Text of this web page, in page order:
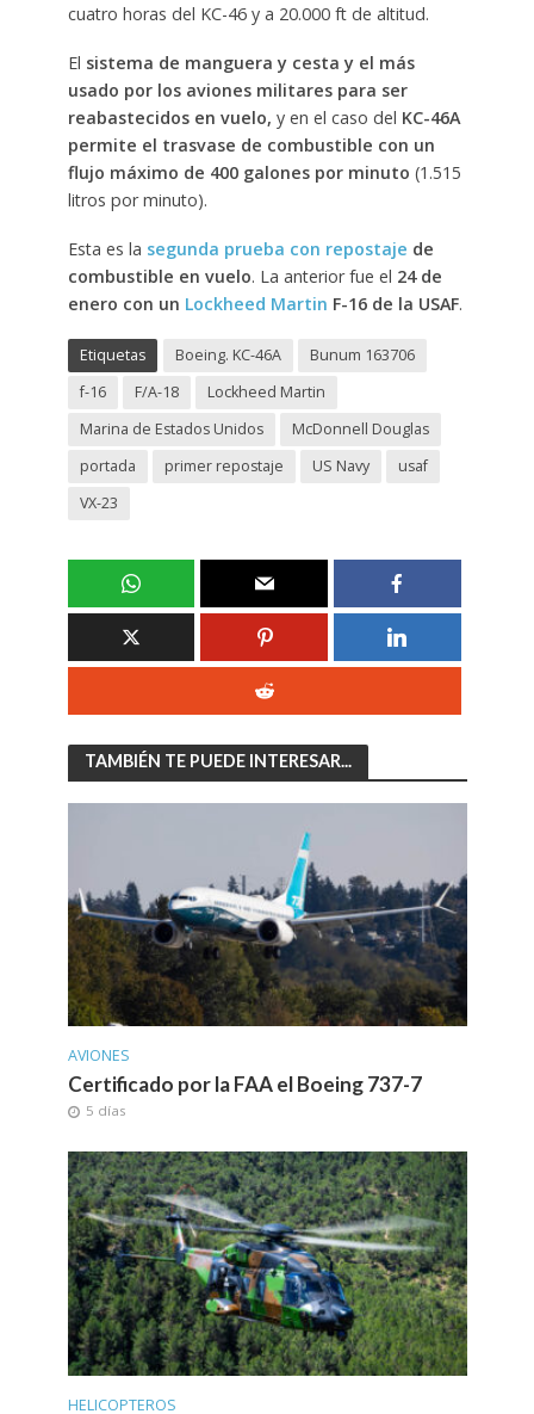
cuatro horas del KC-46 y a 20.000 ft de altitud.
El sistema de manguera y cesta y el más
usado por los aviones militares para ser
reabastecidos en vuelo, y en el caso del KC-46A
permite el trasvase de combustible con un
flujo máximo de 400 galones por minuto (1.515
litros por minuto).
Esta es la segunda prueba con repostaje de
combustible en vuelo. La anterior fue el 24 de
enero con un Lockheed Martin F-16 de la USAF.
Etiquetas Boeing. KC-46A
Bunum 163706
f-16
F/A-18
Lockheed Martin
Marina de Estados Unidos
McDonnell Douglas
portada
primer repostaje US Navy
usaf
VX-23
TAMBIÉN TE PUEDE INTERESAR...
AVIONES
Certificado por la FAA el Boeing 737-7
5 días
HELICOPTEROS